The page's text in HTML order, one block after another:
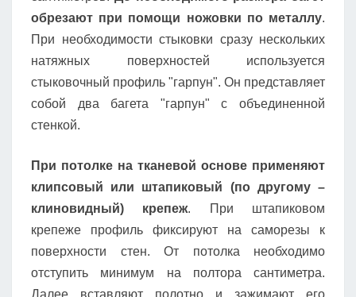
обрезают при помощи ножовки по металлу.
При необходимости стыковки сразу нескольких
натяжных поверхностей используется
стыковочный профиль "гарпун". Он представляет
собой два багета "гарпун" с объединенной
стенкой.
При потолке на тканевой основе применяют
клипсовый или штапиковый (по другому –
клиновидный) крепеж. При штапиковом
крепеже профиль фиксируют на саморезы к
поверхности стен. От потолка необходимо
отступить минимум на полтора сантиметра.
Далее вставляют полотно и зажимают его